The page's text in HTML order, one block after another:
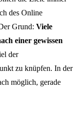
des Online
Grund: Viele
einer gewissen
der
zu knüpfen. In der
möglich, gerade